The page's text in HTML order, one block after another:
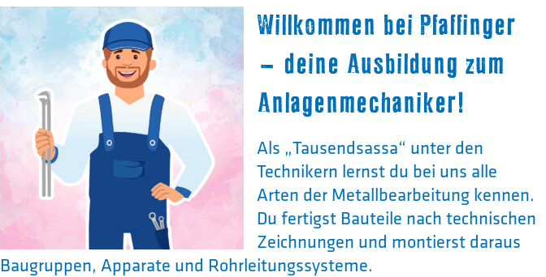
Willkommen bei Pfaffinger
– deine Ausbildung zum
Anlagenmechaniker!
Als „Tausendsassa“ unter den
Technikern lernst du bei uns alle
Arten der Metallbearbeitung kennen.
Du fertigst Bauteile nach technischen
Zeichnungen und montierst daraus
Baugruppen, Apparate und Rohrleitungssysteme.